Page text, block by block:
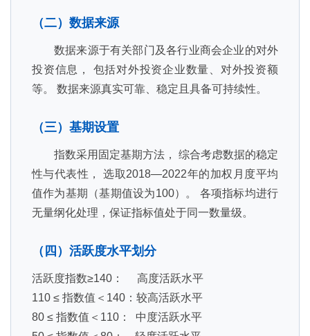
（二）数据来源
数据来源于有关部门及各行业商会企业的对外
投资信息， 包括对外投资企业数量、对外投资额
等。 数据来源真实可靠、稳定且具备可持续性。
（三）基期设置
指数采用固定基期方法， 综合考虑数据的稳定
性与代表性， 选取2018—2022年的加权月度平均
值作为基期（基期值设为100）。 各项指标均进行
无量纲化处理，保证指标值处于同一数量级。
（四）活跃度水平划分
活跃度指数≥140： 高度活跃水平
110 ≤ 指数值＜140：较高活跃水平
80 ≤ 指数值＜110： 中度活跃水平